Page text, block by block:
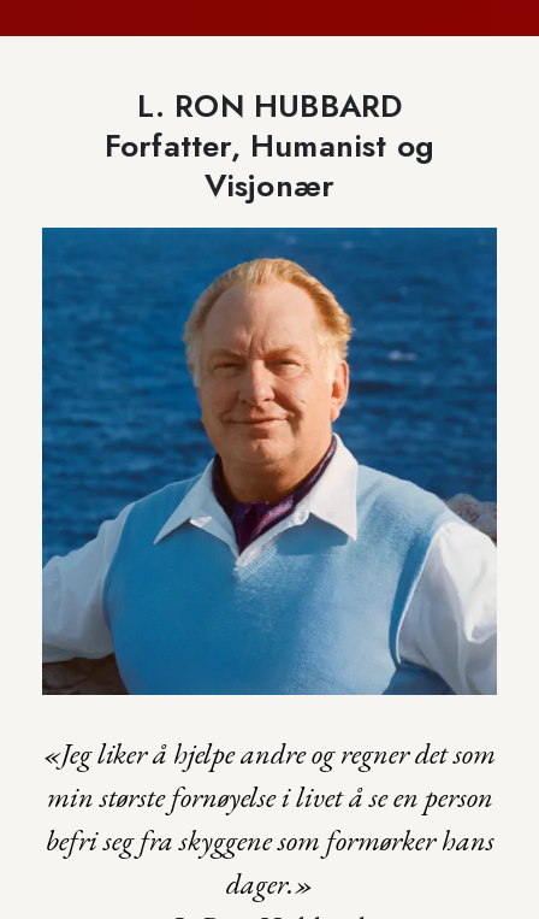
L. RON HUBBARD
Forfatter, Humanist og
Visjonær
«Jeg liker å hjelpe andre og regner det som
min største fornøyelse i livet å se en person
befri seg fra skyggene som formørker hans
dager.»